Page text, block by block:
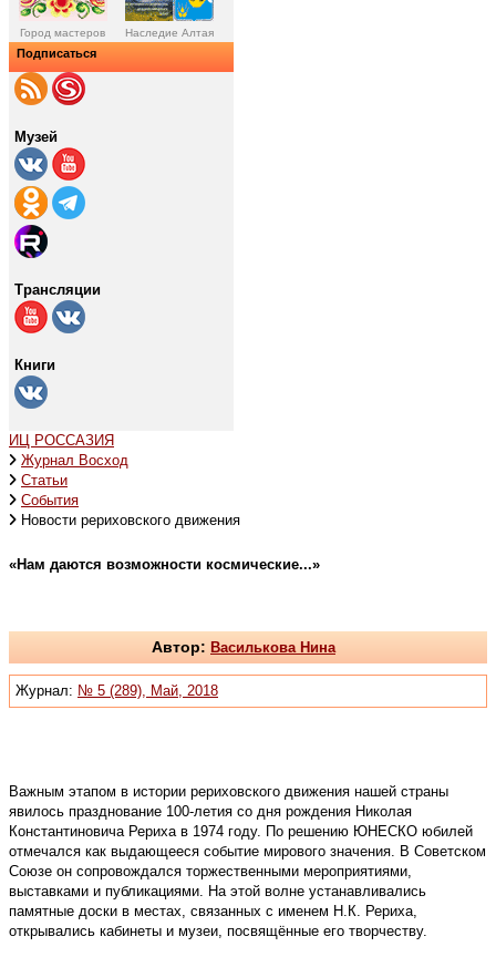
Город мастеров Наследие Алтая
Подписаться
Музей
Трансляции
Книги
ИЦ РОССАЗИЯ
Журнал Восход
Статьи
События
Новости рериховского движения
«Нам даются возможности космические...»
Автор: Василькова Нина
Журнал: № 5 (289), Май, 2018
Важным этапом в истории рериховского движения нашей страны
явилось празднование 100-летия со дня рождения Николая
Константиновича Рериха в 1974 году. По решению ЮНЕСКО юбилей
отмечался как выдающееся событие мирового значения. В Советском
Союзе он сопровождался торжественными мероприятиями,
выставками и публикациями. На этой волне устанавливались
памятные доски в местах, связанных с именем Н.К. Рериха,
открывались кабинеты и музеи, посвящённые его творчеству.